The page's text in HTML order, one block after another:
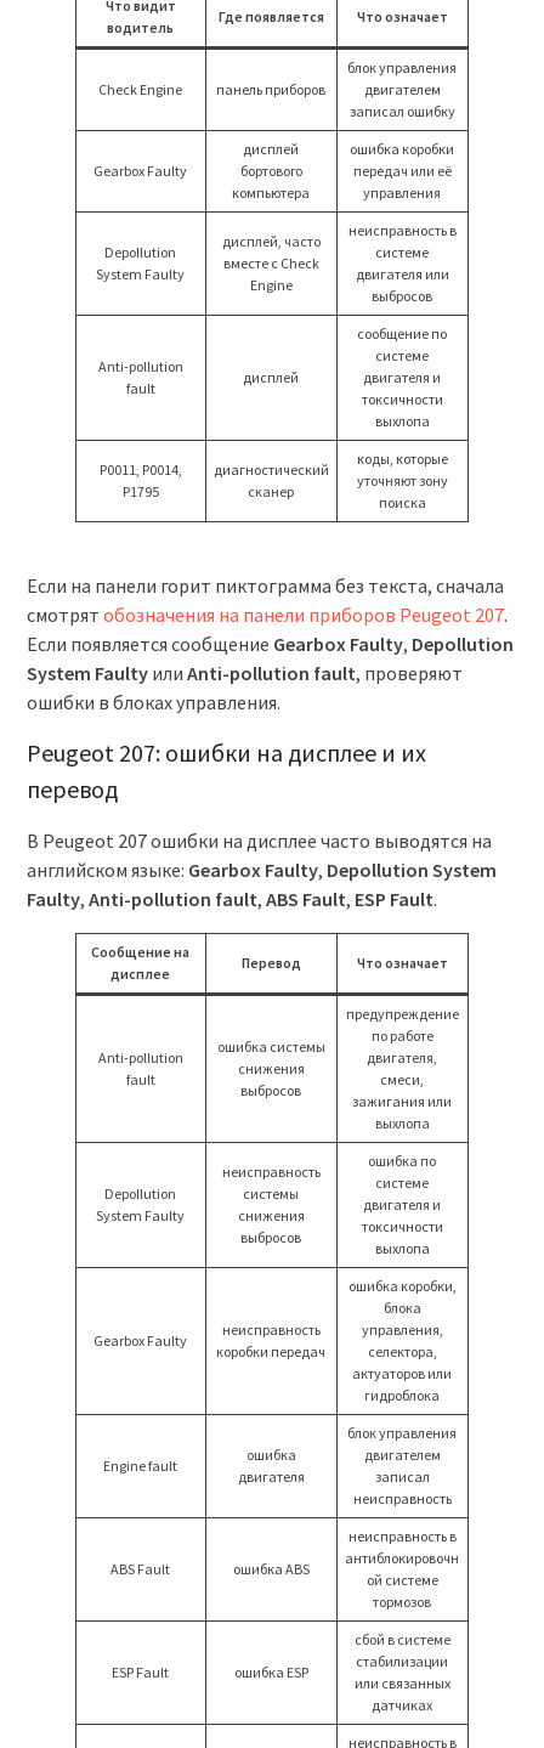
Что видит
водитель
Где появляется Что означает
Check Engine панель приборов
блок управления
двигателем
записал ошибку
Gearbox Faulty
дисплей
бортового
компьютера
ошибка коробки
передач или её
управления
Depollution
System Faulty
дисплей, часто
вместе с Check
Engine
неисправность в
системе
двигателя или
выбросов
Anti-pollution
fault
дисплей
сообщение по
системе
двигателя и
токсичности
выхлопа
P0011, P0014,
P1795
диагностический
сканер
коды, которые
уточняют зону
поиска
Если на панели горит пиктограмма без текста, сначала
смотрят обозначения на панели приборов Peugeot 207.
Если появляется сообщение Gearbox Faulty, Depollution
System Faultyили Anti-pollution fault, проверяют
ошибки в блоках управления.
Peugeot 207: ошибки на дисплее и их
перевод
В Peugeot 207 ошибки на дисплее часто выводятся на
английском языке: Gearbox Faulty, Depollution System
Faulty, Anti-pollution fault, ABS Fault, ESP Fault.
Сообщение на
дисплее
Перевод Что означает
Anti-pollution
fault
ошибка системы
снижения
выбросов
предупреждение
по работе
двигателя,
смеси,
зажигания или
выхлопа
Depollution
System Faulty
неисправность
системы
снижения
выбросов
ошибка по
системе
двигателя и
токсичности
выхлопа
Gearbox Faulty
неисправность
коробки передач
ошибка коробки,
блока
управления,
селектора,
актуаторов или
гидроблока
Engine fault
ошибка
двигателя
блок управления
двигателем
записал
неисправность
ABS Fault ошибка ABS
неисправность в
антиблокировочн
ой системе
тормозов
ESP Fault ошибка ESP
сбой в системе
стабилизации
или связанных
датчиках
неисправность в